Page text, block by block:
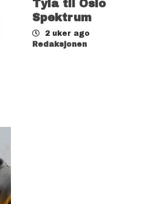
Tyla til Oslo
Spektrum
2 uker ago
Redaksjonen